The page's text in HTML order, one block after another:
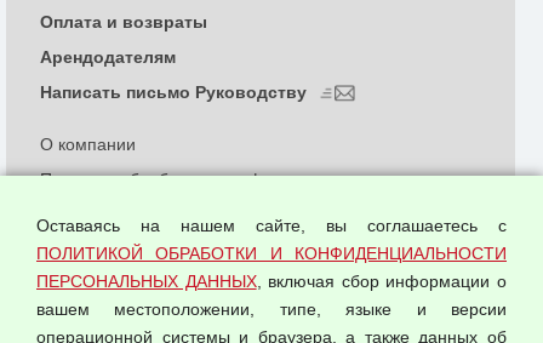
О компании
Политика обработки и конфиденциальности
Согласием на обработку персональных данных
Оферта оптовой купли-продажи
Публичная оферта
Оплата и возвраты
Арендодателям
Написать письмо Руководству
Оставаясь на нашем сайте, вы соглашаетесь с
ПОЛИТИКОЙ ОБРАБОТКИ И КОНФИДЕНЦИАЛЬНОСТИ
ПЕРСОНАЛЬНЫХ ДАННЫХ, включая сбор информации о
вашем местоположении, типе, языке и версии
операционной системы и браузера, а также данных об